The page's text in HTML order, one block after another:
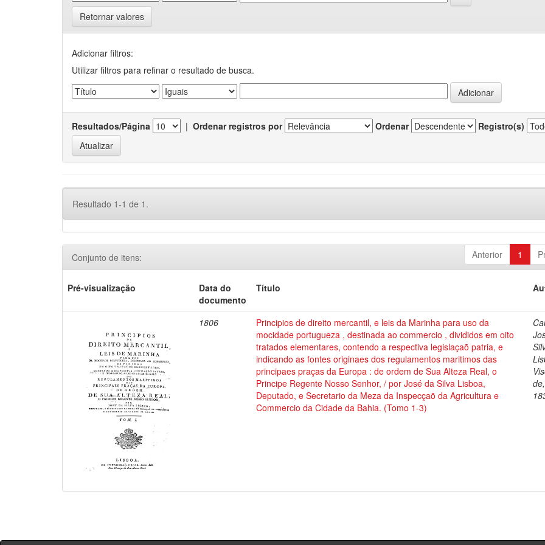
Retornar valores
Adicionar filtros:
Utilizar filtros para refinar o resultado de busca.
Resultados/Página | Ordenar registros por Ordenar Registro(s)
Resultado 1-1 de 1.
Anterior 1
Conjunto de itens:
Pré-visualização
Data do
documento
Título
1806
Principios de direito mercantil, e leis da Marinha para uso da
mocidade portugueza , destinada ao commercio , divididos em oito
tratados elementares, contendo a respectiva legislaçaõ patria, e
indicando as fontes originaes dos regulamentos maritimos das
principaes praças da Europa : de ordem de Sua Alteza Real, o
Principe Regente Nosso Senhor, / por José da Silva Lisboa,
Deputado, e Secretario da Meza da Inspecçaõ da Agricultura e
Commercio da Cidade da Bahia. (Tomo 1-3)